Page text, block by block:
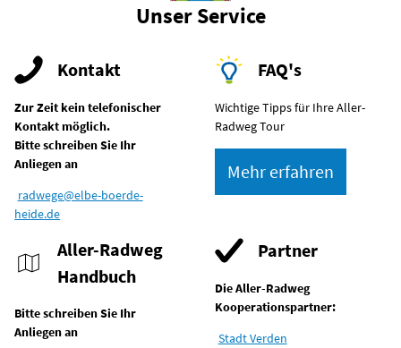
Unser Service
Kontakt
Zur Zeit kein telefonischer
Kontakt möglich.
Bitte schreiben Sie Ihr
Anliegen an
radwege@elbe-boerde-
heide.de
FAQ's
Wichtige Tipps für Ihre Aller-
Radweg Tour
Mehr erfahren
Aller-Radweg
Handbuch
Bitte schreiben Sie Ihr
Anliegen an
Partner
Die Aller-Radweg
Kooperationspartner:
Stadt Verden